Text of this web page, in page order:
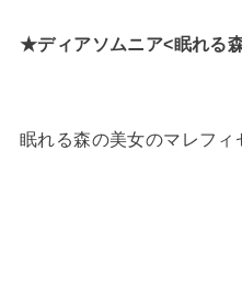
★ディアソムニア<眠れる
眠れる森の美女のマレフィ